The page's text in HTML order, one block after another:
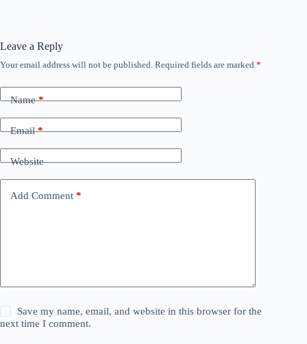
Leave a Reply
Your email address will not be published. Required fields are marked *
Name*
Email*
Website
Add Comment *
Save my name, email, and website in this browser for the
next time I comment.